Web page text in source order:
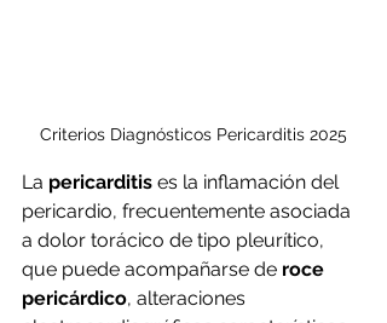
Criterios Diagnósticos Pericarditis 2025
La pericarditis es la inflamación del
pericardio, frecuentemente asociada
a dolor torácico de tipo pleurítico,
que puede acompañarse de roce
pericárdico, alteraciones